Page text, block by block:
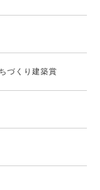
づくり建築賞